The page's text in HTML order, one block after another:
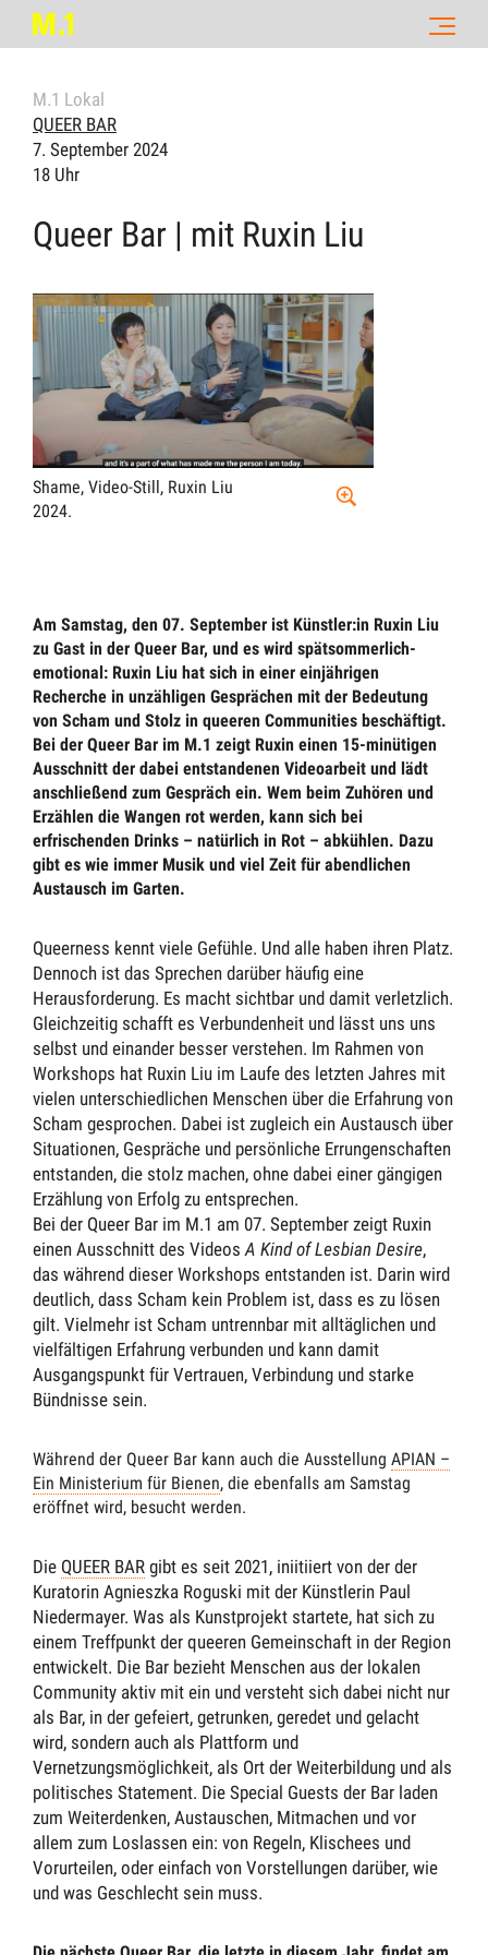
M.1 Lokal
QUEER BAR
7. September 2024
18 Uhr
Queer Bar | mit Ruxin Liu
Shame, Video-Still, Ruxin Liu
2024.
Am Samstag, den 07. September ist Künstler:in Ruxin Liu
zu Gast in der Queer Bar, und es wird spätsommerlich-
emotional: Ruxin Liu hat sich in einer einjährigen
Recherche in unzähligen Gesprächen mit der Bedeutung
von Scham und Stolz in queeren Communities beschäftigt.
Bei der Queer Bar im M.1 zeigt Ruxin einen 15-minütigen
Ausschnitt der dabei entstandenen Videoarbeit und lädt
anschließend zum Gespräch ein. Wem beim Zuhören und
Erzählen die Wangen rot werden, kann sich bei
erfrischenden Drinks – natürlich in Rot – abkühlen. Dazu
gibt es wie immer Musik und viel Zeit für abendlichen
Austausch im Garten.
Queerness kennt viele Gefühle. Und alle haben ihren Platz.
Dennoch ist das Sprechen darüber häufig eine
Herausforderung. Es macht sichtbar und damit verletzlich.
Gleichzeitig schafft es Verbundenheit und lässt uns uns
selbst und einander besser verstehen. Im Rahmen von
Workshops hat Ruxin Liu im Laufe des letzten Jahres mit
vielen unterschiedlichen Menschen über die Erfahrung von
Scham gesprochen. Dabei ist zugleich ein Austausch über
Situationen, Gespräche und persönliche Errungenschaften
entstanden, die stolz machen, ohne dabei einer gängigen
Erzählung von Erfolg zu entsprechen.
Bei der Queer Bar im M.1 am 07. September zeigt Ruxin
einen Ausschnitt des VideosA Kind of Lesbian Desire,
das während dieser Workshops entstanden ist. Darin wird
deutlich, dass Scham kein Problem ist, dass es zu lösen
gilt. Vielmehr ist Scham untrennbar mit alltäglichen und
vielfältigen Erfahrung verbunden und kann damit
Ausgangspunkt für Vertrauen, Verbindung und starke
Bündnisse sein.
Während der Queer Bar kann auch die Ausstellung APIAN –
Ein Ministerium für Bienen, die ebenfalls am Samstag
eröffnet wird, besucht werden.
Die QUEER BAR gibt es seit 2021, iniitiiert von der der
Kuratorin Agnieszka Roguski mit der Künstlerin Paul
Niedermayer. Was als Kunstprojekt startete, hat sich zu
einem Treffpunkt der queeren Gemeinschaft in der Region
entwickelt. Die Bar bezieht Menschen aus der lokalen
Community aktiv mit ein und versteht sich dabei nicht nur
als Bar, in der gefeiert, getrunken, geredet und gelacht
wird, sondern auch als Plattform und
Vernetzungsmöglichkeit, als Ort der Weiterbildung und als
politisches Statement. Die Special Guests der Bar laden
zum Weiterdenken, Austauschen, Mitmachen und vor
allem zum Loslassen ein: von Regeln, Klischees und
Vorurteilen, oder einfach von Vorstellungen darüber, wie
und was Geschlecht sein muss.